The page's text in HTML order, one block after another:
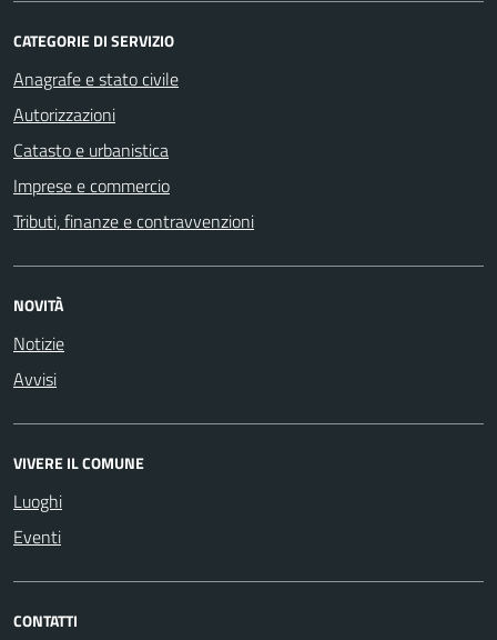
CATEGORIE DI SERVIZIO
Anagrafe e stato civile
Autorizzazioni
Catasto e urbanistica
Imprese e commercio
Tributi, finanze e contravvenzioni
NOVITÀ
Notizie
Avvisi
VIVERE IL COMUNE
Luoghi
Eventi
CONTATTI